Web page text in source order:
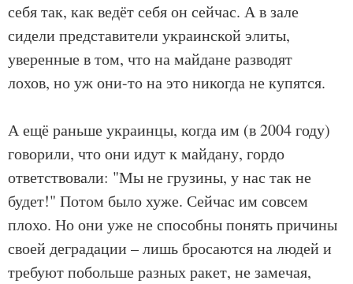
себя так, как ведёт себя он сейчас. А в зале
сидели представители украинской элиты,
уверенные в том, что на майдане разводят
лохов, но уж они-то на это никогда не купятся.
А ещё раньше украинцы, когда им (в 2004 году)
говорили, что они идут к майдану, гордо
ответствовали: "Мы не грузины, у нас так не
будет!" Потом было хуже. Сейчас им совсем
плохо. Но они уже не способны понять причины
своей деградации – лишь бросаются на людей и
требуют побольше разных ракет, не замечая,